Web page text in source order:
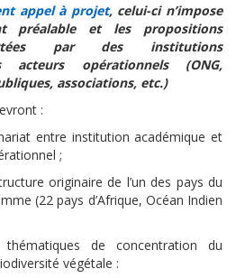
appel à projet, celui-ci n’impose
préalable et les propositions
par des institutions
acteurs opérationnels (ONG,
associations, etc.)
:
entre institution académique et
;
originaire de l’un des pays du
(22 pays d’Afrique, Océan Indien
de concentration du
végétale :